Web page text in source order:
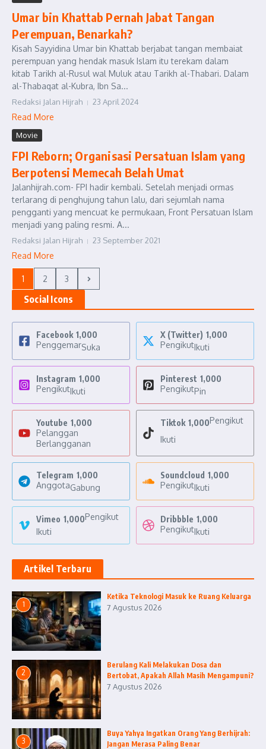
Umar bin Khattab Pernah Jabat Tangan
Perempuan, Benarkah?
Kisah Sayyidina Umar bin Khattab berjabat tangan membaiat
perempuan yang hendak masuk Islam itu terekam dalam
kitab Tarikh al-Rusul wal Muluk atau Tarikh al-Thabari. Dalam
al-Thabaqat al-Kubra, Ibn Sa...
Redaksi Jalan Hijrah 23 April 2024
Read More
Movie
FPI Reborn; Organisasi Persatuan Islam yang
Berpotensi Memecah Belah Umat
Jalanhijrah.com- FPI hadir kembali. Setelah menjadi ormas
terlarang di penghujung tahun lalu, dari sejumlah nama
pengganti yang mencuat ke permukaan, Front Persatuan Islam
menjadi yang paling resmi. A...
Redaksi Jalan Hijrah 23 September 2021
Read More
1 2 3
Social Icons
Facebook 1,000
PenggemarSuka
X (Twitter) 1,000
PengikutIkuti
Instagram 1,000
PengikutIkuti
Pinterest 1,000
PengikutPin
Youtube 1,000
Pelanggan
Berlangganan
Tiktok 1,000Pengikut
Ikuti
Telegram 1,000
AnggotaGabung
Soundcloud 1,000
PengikutIkuti
Vimeo 1,000Pengikut
Ikuti
Dribbble 1,000
PengikutIkuti
Artikel Terbaru
1
Ketika Teknologi Masuk ke Ruang Keluarga
7 Agustus 2026
2
Berulang Kali Melakukan Dosa dan
Bertobat, Apakah Allah Masih Mengampuni?
7 Agustus 2026
3
Buya Yahya Ingatkan Orang Yang Berhijrah:
Jangan Merasa Paling Benar